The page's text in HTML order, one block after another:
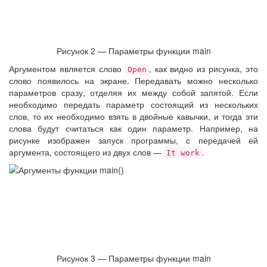
Рисунок 2 — Параметры функции main
Аргументом является слово
Open , как видно из рисунка, это
слово появилось на экране. Передавать можно несколько
параметров сразу, отделяя их между собой запятой. Если
необходимо передать параметр состоящий из нескольких
слов, то их необходимо взять в двойные кавычки, и тогда эти
слова будут считаться как один параметр. Например, на
рисунке изображен запуск программы, с передачей ей
аргумента, состоящего из двух слов — It work .
Рисунок 3 — Параметры функции main